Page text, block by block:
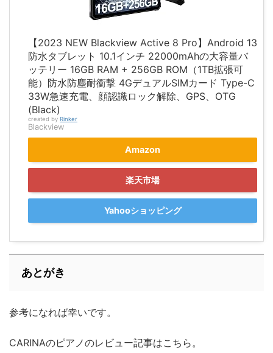
【2023 NEW Blackview Active 8 Pro】Android 13
防水タブレット 10.1インチ 22000mAhの大容量バ
ッテリー 16GB RAM + 256GB ROM（1TB拡張可
能）防水防塵耐衝撃 4GデュアルSIMカード Type-C
33W急速充電、顔認識ロック解除、GPS、OTG
(Black)
created by Rinker
Blackview
Amazon
楽天市場
Yahooショッピング
あとがき
参考になれば幸いです。
CARINAのピアノのレビュー記事はこちら。